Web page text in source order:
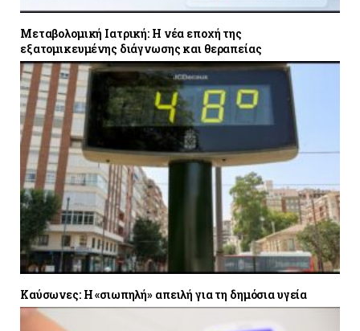
Μεταβολομική Ιατρική: Η νέα εποχή της
εξατομικευμένης διάγνωσης και θεραπείας
Καύσωνες: Η «σιωπηλή» απειλή για τη δημόσια υγεία